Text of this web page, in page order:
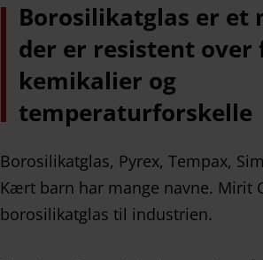
Borosilikatglas er et
der er resistent over
kemikalier og
temperaturforskelle
Borosilikatglas, Pyrex, Tempax,
Kært barn har mange navne. Mirit
borosilikatglas til industrien.